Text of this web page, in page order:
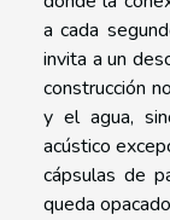
a cada
invita a un
construcción
y el agua,
acústico
cápsulas de
queda